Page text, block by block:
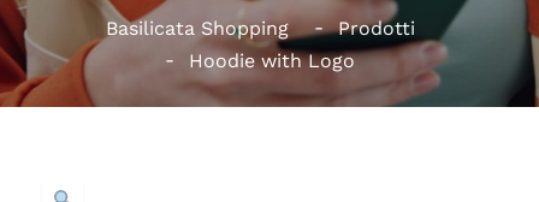
Basilicata Shopping
Prodotti
Hoodie with Logo